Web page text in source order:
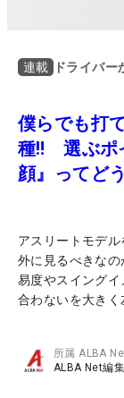
連載 ドライバ
僕らでも打
種‼ 選ぶポ
顔』ってど
アスリートモデ
外に見るべきなの
易度やスイング
合わないを大きく
所属ALBA
ALBA Net編